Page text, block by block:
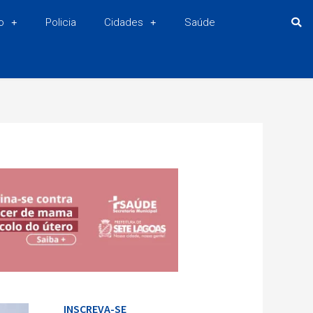
Policia Cidades Saúde
INSCREVA-SE